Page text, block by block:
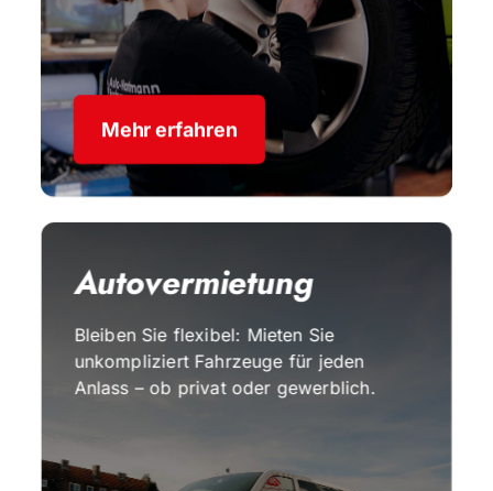
Mehr erfahren
Autovermietung
Bleiben Sie flexibel: Mieten Sie
unkompliziert Fahrzeuge für jeden
Anlass – ob privat oder gewerblich.